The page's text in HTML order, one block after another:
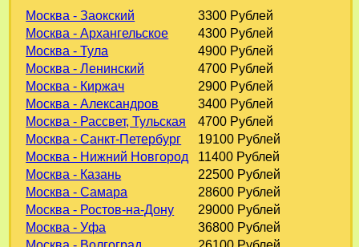
Москва - Заокский
3300 Рублей
Москва - Архангельское
4300 Рублей
Москва - Тула
4900 Рублей
Москва - Ленинский
4700 Рублей
Москва - Киржач
2900 Рублей
Москва - Александров
3400 Рублей
Москва - Рассвет, Тульская
4700 Рублей
Москва - Санкт-Петербург
19100 Рублей
Москва - Нижний Новгород
11400 Рублей
Москва - Казань
22500 Рублей
Москва - Самара
28600 Рублей
Москва - Ростов-на-Дону
29000 Рублей
Москва - Уфа
36800 Рублей